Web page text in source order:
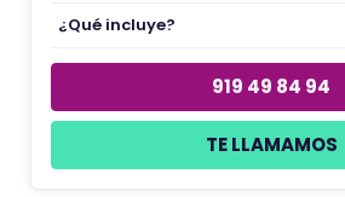
¿Qué incluye?
919 49 84 94
TE LLAMAMOS